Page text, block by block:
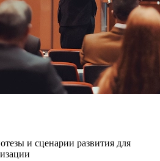
и сценарии развития для